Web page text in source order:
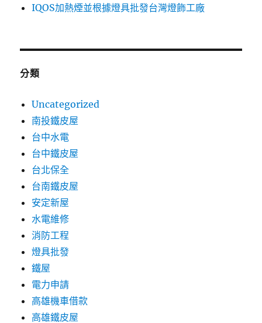
IQOS加熱煙並根據燈具批發台灣燈飾工廠
分類
Uncategorized
南投鐵皮屋
台中水電
台中鐵皮屋
台北保全
台南鐵皮屋
安定新屋
水電維修
消防工程
燈具批發
鐵屋
電力申請
高雄機車借款
高雄鐵皮屋